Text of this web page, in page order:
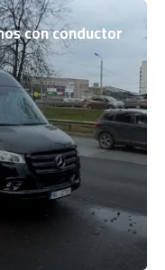
con conductor